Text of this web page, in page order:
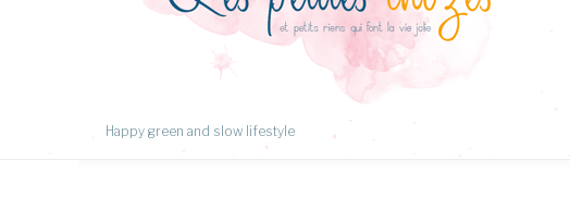
Happy green and slow lifestyle